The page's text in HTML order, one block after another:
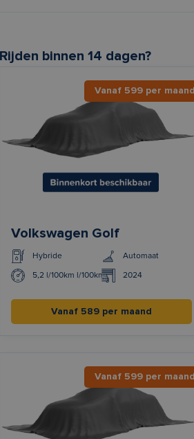
Rijden binnen 14 dagen?
Vanaf 599 per maand
Volkswagen Golf
Hybride Automaat
5,2 l/100km l/100km 2024
Vanaf 589 per maand
Vanaf 599 per maand